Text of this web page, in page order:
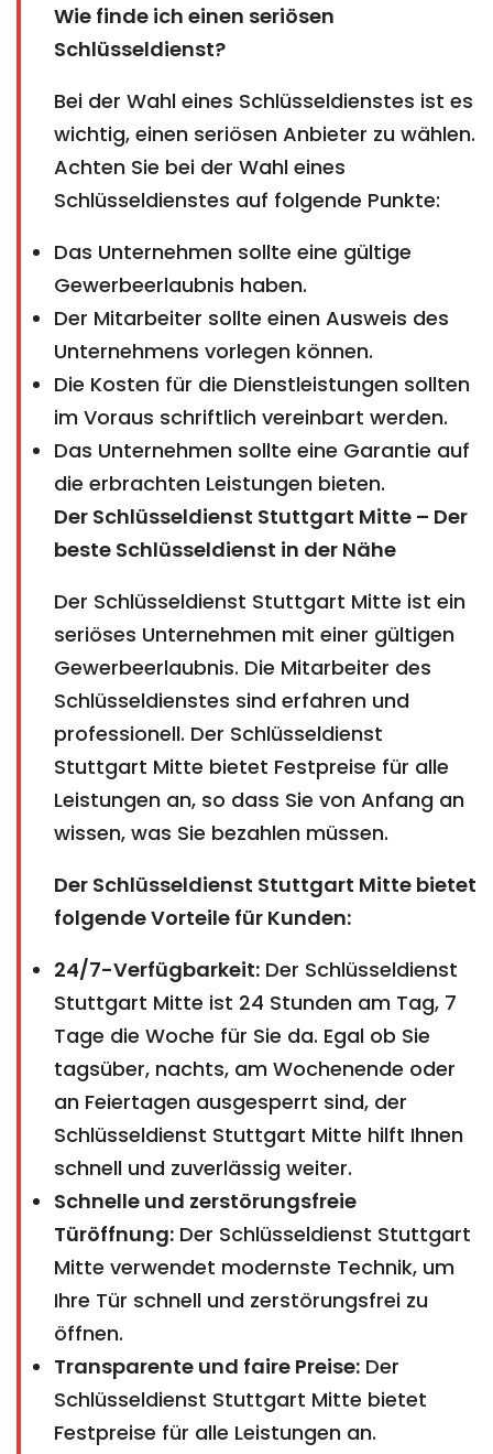
Wie finde ich einen seriösen
Schlüsseldienst?
Bei der Wahl eines Schlüsseldienstes ist es
wichtig, einen seriösen Anbieter zu wählen.
Achten Sie bei der Wahl eines
Schlüsseldienstes auf folgende Punkte:
Das Unternehmen sollte eine gültige
Gewerbeerlaubnis haben.
Der Mitarbeiter sollte einen Ausweis des
Unternehmens vorlegen können.
Die Kosten für die Dienstleistungen sollten
im Voraus schriftlich vereinbart werden.
Das Unternehmen sollte eine Garantie auf
die erbrachten Leistungen bieten.
Der Schlüsseldienst Stuttgart Mitte – Der
beste Schlüsseldienst in der Nähe
Der Schlüsseldienst Stuttgart Mitte ist ein
seriöses Unternehmen mit einer gültigen
Gewerbeerlaubnis. Die Mitarbeiter des
Schlüsseldienstes sind erfahren und
professionell. Der Schlüsseldienst
Stuttgart Mitte bietet Festpreise für alle
Leistungen an, so dass Sie von Anfang an
wissen, was Sie bezahlen müssen.
Der Schlüsseldienst Stuttgart Mitte bietet
folgende Vorteile für Kunden:
24/7-Verfügbarkeit: Der Schlüsseldienst
Stuttgart Mitte ist 24 Stunden am Tag, 7
Tage die Woche für Sie da. Egal ob Sie
tagsüber, nachts, am Wochenende oder
an Feiertagen ausgesperrt sind, der
Schlüsseldienst Stuttgart Mitte hilft Ihnen
schnell und zuverlässig weiter.
Schnelle und zerstörungsfreie
Türöffnung: Der Schlüsseldienst Stuttgart
Mitte verwendet modernste Technik, um
Ihre Tür schnell und zerstörungsfrei zu
öffnen.
Transparente und faire Preise: Der
Schlüsseldienst Stuttgart Mitte bietet
Festpreise für alle Leistungen an.